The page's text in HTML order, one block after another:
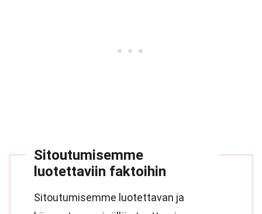
Sitoutumisemme
luotettaviin faktoihin
Sitoutumisemme luotettavan ja